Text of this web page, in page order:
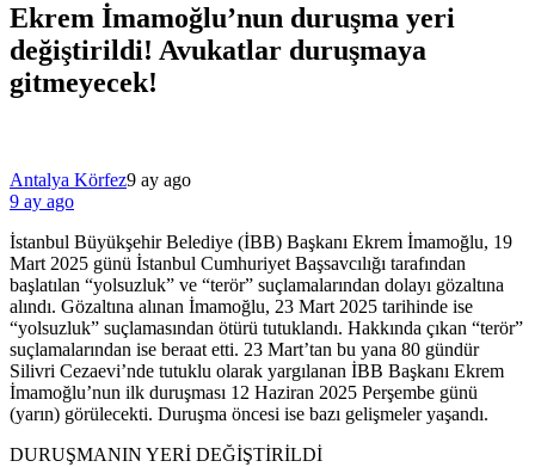
Ekrem İmamoğlu’nun duruşma yeri
değiştirildi! Avukatlar duruşmaya
gitmeyecek!
Antalya Körfez9 ay ago
9 ay ago
İstanbul Büyükşehir Belediye (İBB) Başkanı Ekrem İmamoğlu, 19
Mart 2025 günü İstanbul Cumhuriyet Başsavcılığı tarafından
başlatılan “yolsuzluk” ve “terör” suçlamalarından dolayı gözaltına
alındı. Gözaltına alınan İmamoğlu, 23 Mart 2025 tarihinde ise
“yolsuzluk” suçlamasından ötürü tutuklandı. Hakkında çıkan “terör”
suçlamalarından ise beraat etti. 23 Mart’tan bu yana 80 gündür
Silivri Cezaevi’nde tutuklu olarak yargılanan İBB Başkanı Ekrem
İmamoğlu’nun ilk duruşması 12 Haziran 2025 Perşembe günü
(yarın) görülecekti. Duruşma öncesi ise bazı gelişmeler yaşandı.
DURUŞMANIN YERİ DEĞİŞTİRİLDİ